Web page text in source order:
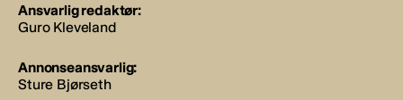
Ansvarlig redaktør:
Guro Kleveland
Annonseansvarlig:
Sture Bjørseth